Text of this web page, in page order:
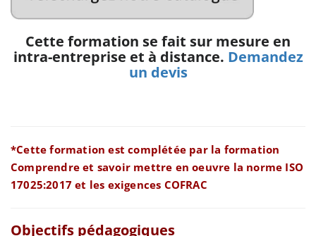
Cette formation se fait sur mesure en
intra-entreprise et à distance. Demandez
un devis
*Cette formation est complétée par la formation
Comprendre et savoir mettre en oeuvre la norme ISO
17025:2017 et les exigences COFRAC
Objectifs pédagogiques